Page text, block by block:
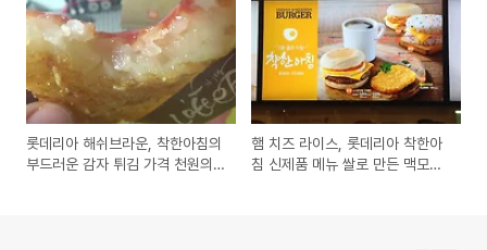
롯데리아 해쉬브라운, 착한아침의
부드러운 감자 튀김 가격 천원의
햄 치즈 라이스, 롯데리아 착한아
침 신제품 메뉴 쌀로 만든 맥모닝